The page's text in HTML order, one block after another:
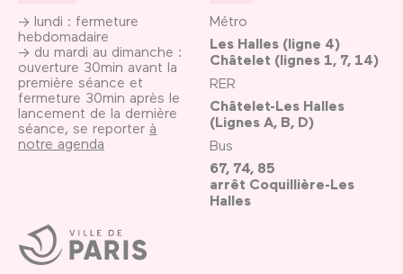
Ville
de
Paris
→ lundi : fermeture
hebdomadaire
→ du mardi au dimanche :
ouverture 30min avant la
première séance et
fermeture 30min après le
lancement de la dernière
séance, se reporter à
notre agenda
Métro
Les Halles (ligne 4)
Châtelet (lignes 1, 7, 14)
RER
Châtelet-Les Halles
(Lignes A, B, D)
Bus
67, 74, 85
arrêt Coquillière-Les
Halles